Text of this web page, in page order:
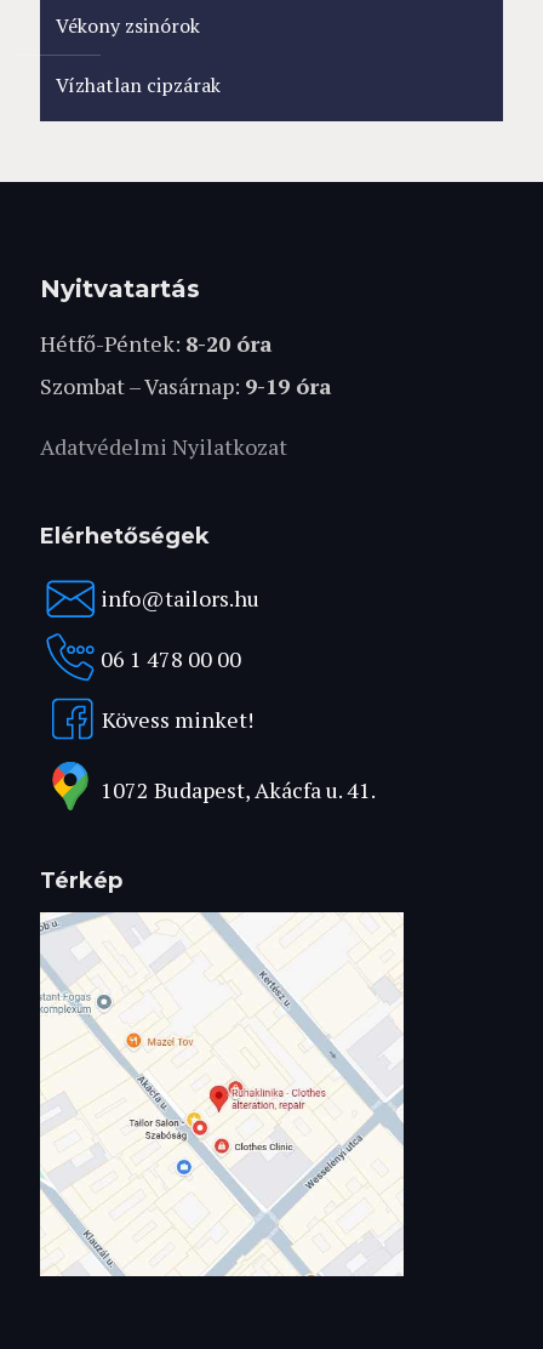
Vékony zsinórok
Vízhatlan cipzárak
Nyitvatartás
Hétfő-Péntek: 8-20 óra
Szombat – Vasárnap: 9-19 óra
Adatvédelmi Nyilatkozat
Elérhetőségek
info@tailors.hu
06 1 478 00 00
Kövess minket!
1072 Budapest, Akácfa u. 41.
Térkép